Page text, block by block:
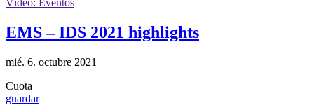
EMS – IDS 2021 highlights
mié. 6. octubre 2021
Cuota
guardar